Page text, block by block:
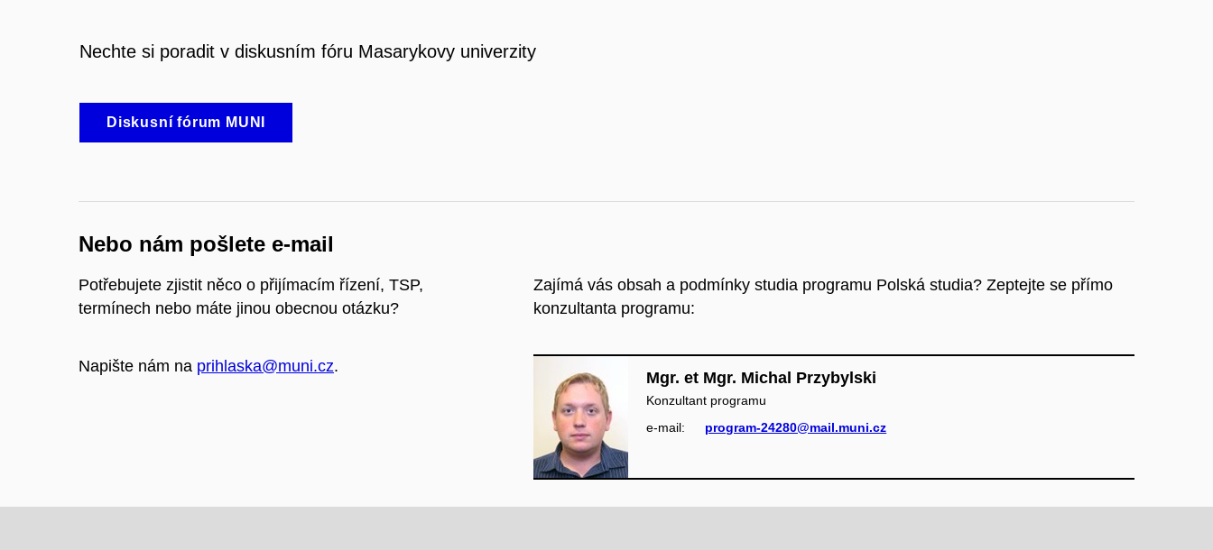
Nechte si poradit v diskusním fóru Masarykovy univerzity
Diskusní fórum MUNI
Nebo nám pošlete e-mail
Potřebujete zjistit něco o přijímacím řízení, TSP,
termínech nebo máte jinou obecnou otázku?
Napište nám na prihlaska@muni.cz.
Zajímá vás obsah a podmínky studia programu Polská studia? Zeptejte se přímo
konzultanta programu:
Mgr. et Mgr. Michal Przybylski
Konzultant programu
e‑mail:
program-24280@mail.muni.cz